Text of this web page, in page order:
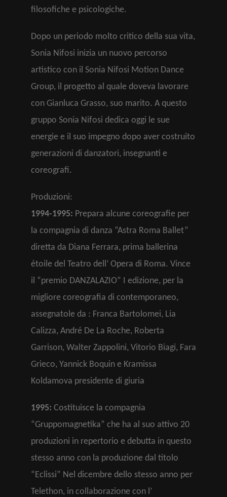
filosofiche e psicologiche.
Dopo un periodo molto critico della sua vita,
Sonia Nifosi inizia un nuovo percorso
artistico con il Sonia Nifosi Motion Dance
Group, il progetto al quale doveva lavorare
con Gianluca Grasso, suo marito. A questo
gruppo Sonia Nifosi dedica oggi le sue
energie e il suo impegno dopo aver costruito
generazioni di danzatori, insegnanti e
coreografi.
Produzioni:
1994-1995: Prepara alcune coreografie per
la compagnia di danza “Astra Roma Ballet”
diretta da Diana Ferrara, prima ballerina
étoile del Teatro dell’ Opera di Roma. Vince
il “premio DANZALAZIO” I edizione, per la
migliore coreografia di contemporaneo,
assegnatole da : Franca Bartolomei, Lia
Calizza, André De La Roche, Roberta
Garrison, Walter Zappolini, Vitorio Biagi, Fara
Grieco, Yannick Boquin e Kramissa
Koldamova presidente di giuria
1995: Costituisce la compagnia
“Gruppomagnetika” che ha al suo attivo 20
produzioni in repertorio e debutta in questo
stesso anno con la produzione dal titolo
“Eclissi” Nel dicembre dello stesso anno per
Telethon, in collaborazione con l’